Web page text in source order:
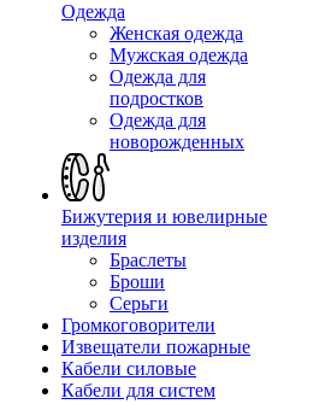
Одежда
Женская одежда
Мужская одежда
Одежда для
подростков
Одежда для
новорожденных
Бижутерия и ювелирные
изделия
Браслеты
Броши
Серьги
Громкоговорители
Извещатели пожарные
Кабели силовые
Кабели для систем